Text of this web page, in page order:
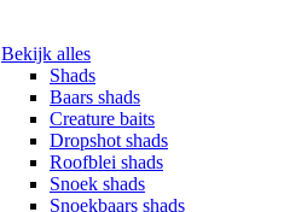
Bekijk alles
Shads
Baars shads
Creature baits
Dropshot shads
Roofblei shads
Snoek shads
Snoekbaars shads